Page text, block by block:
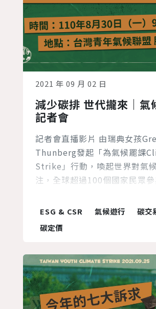
2021 年 09 月 02 日
減少碳排 世代攏來｜氣
記者會
記者會直播影片 由瑞典女孩
Thunberg發起「為氣候罷課
Strike」行動，喚起世界對氣
注，全球超過100個國家民眾
開始即積極響應國際號召，並
候未來提出青年觀點。 2021年
界各地發生極端天氣事件，並
擊歷歷在目，擔心這就是我們
來。聯合國政...
ESG & CSR 氣候遊行
碳交
碳定價